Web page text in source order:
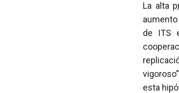
La alta
de ITS
esta